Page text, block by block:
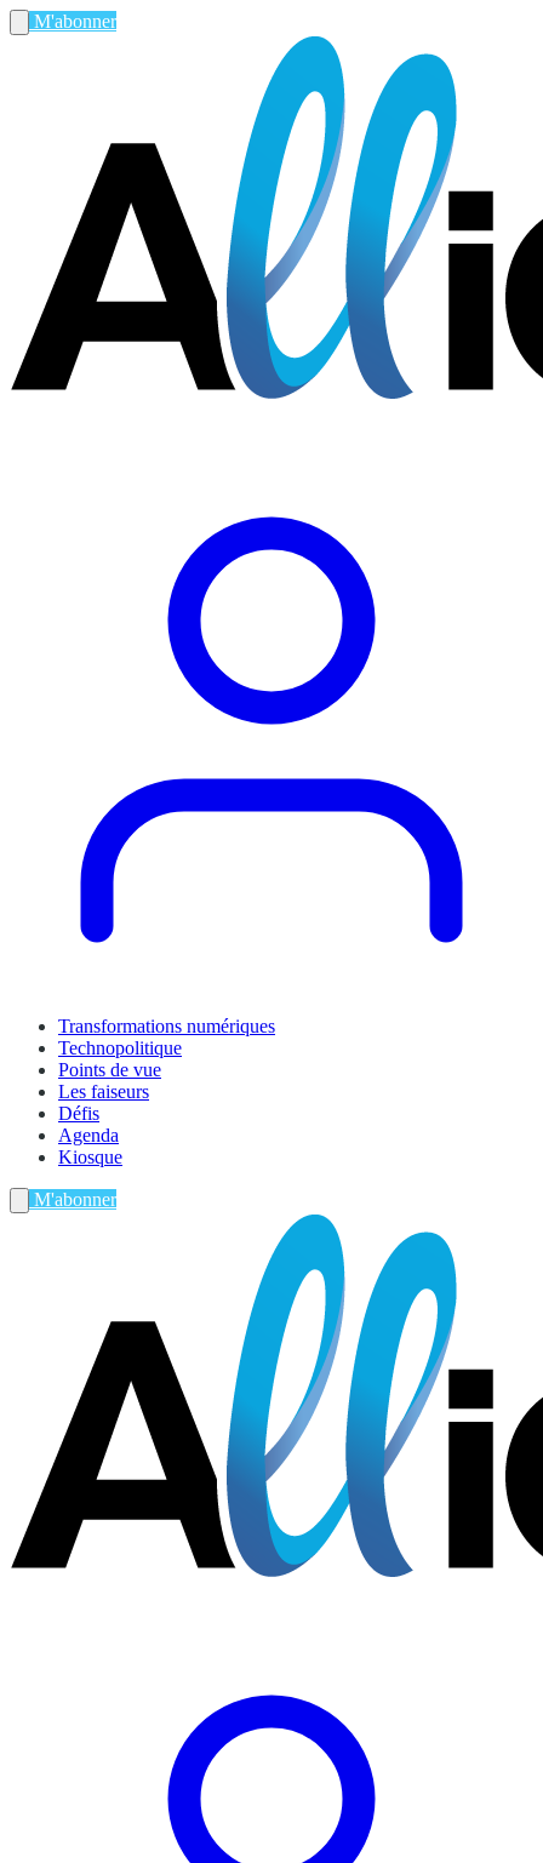
M'abonner
Transformations numériques
Technopolitique
Points de vue
Les faiseurs
Défis
Agenda
Kiosque
M'abonner